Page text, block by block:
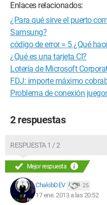
Enlaces relacionados:
¿Para qué sirve el puerto
Samsung?
código de error = 5 ¿Qué
¿Qué es una tarjeta CI?
Lotería de Microsoft
FDJ: importe máximo
Problema de conexión
2 respuestas
RESPUESTA 1 / 2
Mejor respuesta
ChakibDEV 25
17 ene. 2013 a las 20:52